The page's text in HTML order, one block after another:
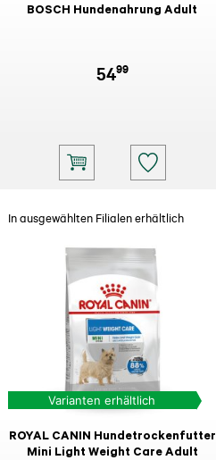
BOSCH Hundenahrung Adult
5499
In ausgewählten Filialen erhältlich
Varianten erhältlich
ROYAL CANIN Hundetrockenfutter
Mini Light Weight Care Adult